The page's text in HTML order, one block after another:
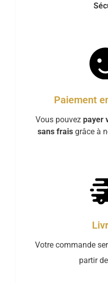
Paiement
Vous pouvez payer
sans frais grâce à
Votre commande
partir de